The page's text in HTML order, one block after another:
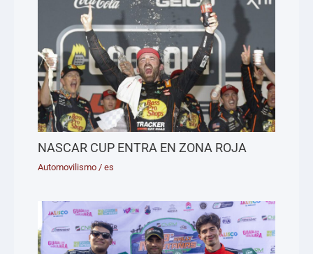
NASCAR CUP ENTRA EN ZONA ROJA
Automovilismo /es